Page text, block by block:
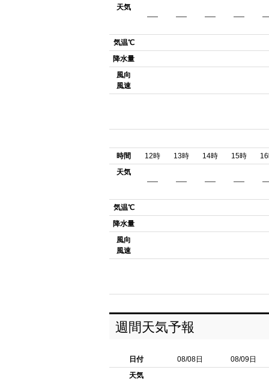
天気
気温℃
降水量
風向
風速
時間
天気
気温℃
降水量
風向
風速
12時 13時 14時 15時
週間天気予報
日付
天気
08/08日 08/09日